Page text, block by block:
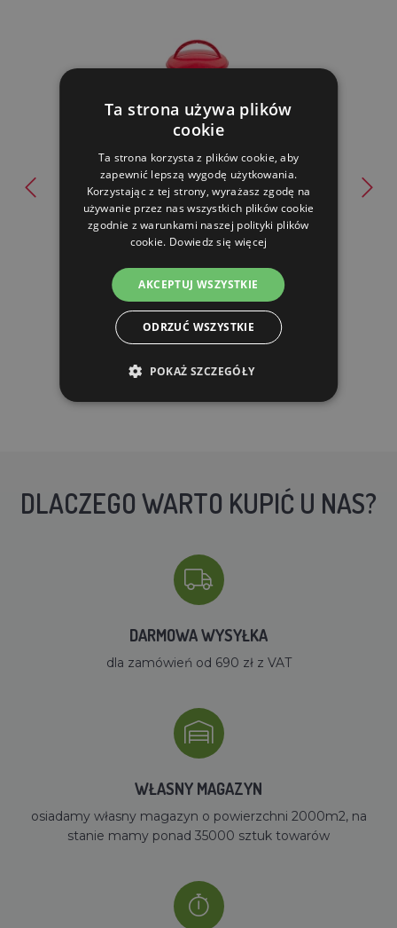
Podajnik rurowy dla drobiu - 6 kg
30.48 zl
W MAGAZYNIE
DO KOSZYKA
DLACZEGO WARTO KUPIĆ U NAS?
DARMOWA WYSYŁKA
dla zamówień od 690 zł z VAT
WŁASNY MAGAZYN
osiadamy własny magazyn o powierzchni 2000m2, na
stanie mamy ponad 35000 sztuk towarów
Ta strona używa plików
cookie
Ta strona korzysta z plików cookie, aby
zapewnić lepszą wygodę użytkowania.
Korzystając z tej strony, wyrażasz zgodę na
używanie przez nas wszystkich plików cookie
zgodnie z warunkami naszej polityki plików
cookie. Dowiedz się więcej
AKCEPTUJ WSZYSTKIE
ODRZUĆ WSZYSTKIE
POKAŻ SZCZEGÓŁY